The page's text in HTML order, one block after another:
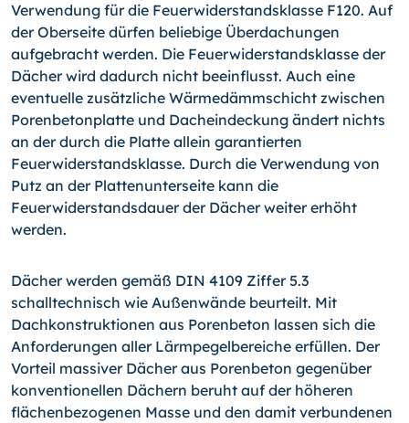
Verwendung für die Feuerwiderstandsklasse F120. Auf
der Oberseite dürfen beliebige Überdachungen
aufgebracht werden. Die Feuerwiderstandsklasse der
Dächer wird dadurch nicht beeinflusst. Auch eine
eventuelle zusätzliche Wärmedämmschicht zwischen
Porenbetonplatte und Dacheindeckung ändert nichts
an der durch die Platte allein garantierten
Feuerwiderstandsklasse. Durch die Verwendung von
Putz an der Plattenunterseite kann die
Feuerwiderstandsdauer der Dächer weiter erhöht
werden.
Dächer werden gemäß DIN 4109 Ziffer 5.3
schalltechnisch wie Außenwände beurteilt. Mit
Dachkonstruktionen aus Porenbeton lassen sich die
Anforderungen aller Lärmpegelbereiche erfüllen. Der
Vorteil massiver Dächer aus Porenbeton gegenüber
konventionellen Dächern beruht auf der höheren
flächenbezogenen Masse und den damit verbundenen